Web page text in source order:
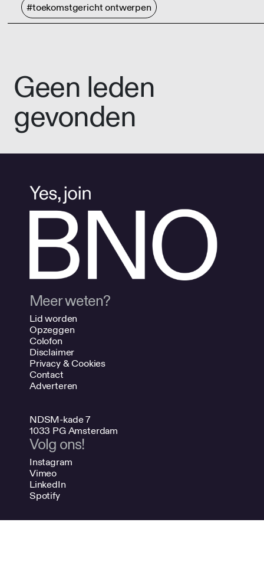
#toekomstgericht ontwerpen
Geen leden
gevonden
Meer weten?
Lid worden
Opzeggen
Colofon
Disclaimer
Privacy & Cookies
Contact
Adverteren
NDSM-kade 7
1033 PG Amsterdam
Volg ons!
Instagram
Vimeo
LinkedIn
Spotify